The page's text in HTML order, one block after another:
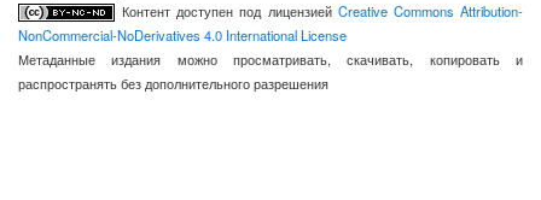
Контент доступен под лицензией Creative Commons Attribution-
NonCommercial-NoDerivatives 4.0 International License
Метаданные издания можно просматривать, скачивать, копировать и
распространять без дополнительного разрешения